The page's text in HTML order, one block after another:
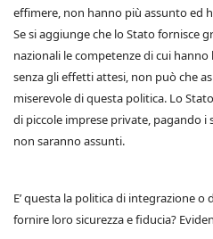
effimere, non hanno più assunto ed
Se si aggiunge che lo Stato fornisce
nazionali le competenze di cui hanno
senza gli effetti attesi, non può che
miserevole di questa politica. Lo
di piccole imprese private, pagando i
non saranno assunti.
E’ questa la politica di integrazione
fornire loro sicurezza e fiducia?